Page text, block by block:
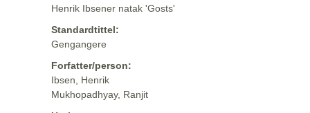
Henrik Ibsener natak 'Gosts'
Standardtittel:
Gengangere
Forfatter/person:
Ibsen, Henrik
Mukhopadhyay, Ranjit